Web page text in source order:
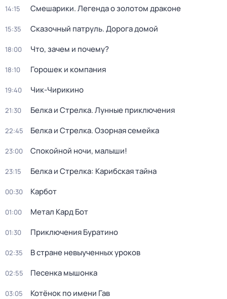
14:15 Смешарики. Легенда о золотом драконе
15:35 Сказочный патруль. Дорога домой
18:00 Что, зачем и почему?
18:10 Горошек и компания
19:40 Чик-Чирикино
21:30 Белка и Стрелка. Лунные приключения
22:45 Белка и Стрелка. Озорная семейка
23:00 Спокойной ночи, малыши!
23:15 Белка и Стрелка: Карибская тайна
00:30 Карбот
01:00 Метал Кард Бот
01:30 Приключения Буратино
02:35 В стране невыученных уроков
02:55 Песенка мышонка
03:05 Котёнок по имени Гав